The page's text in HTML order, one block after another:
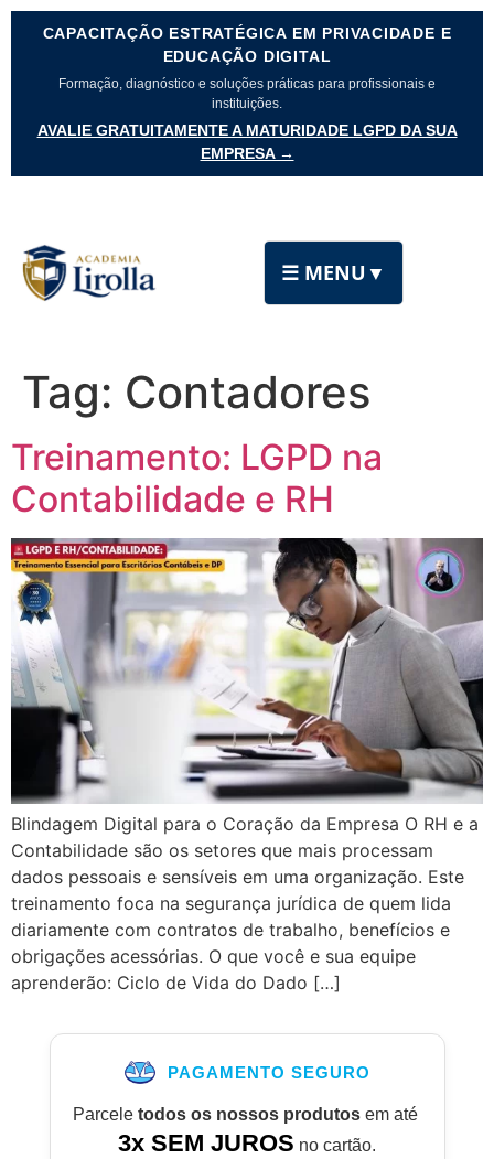
CAPACITAÇÃO ESTRATÉGICA EM PRIVACIDADE E
EDUCAÇÃO DIGITAL
Formação, diagnóstico e soluções práticas para profissionais e
instituições.
AVALIE GRATUITAMENTE A MATURIDADE LGPD DA SUA
EMPRESA →
☰ MENU ▼
Tag: Contadores
Treinamento: LGPD na
Contabilidade e RH
Blindagem Digital para o Coração da Empresa O RH e a
Contabilidade são os setores que mais processam
dados pessoais e sensíveis em uma organização. Este
treinamento foca na segurança jurídica de quem lida
diariamente com contratos de trabalho, benefícios e
obrigações acessórias. O que você e sua equipe
aprenderão: Ciclo de Vida do Dado […]
PAGAMENTO SEGURO
Parcele todos os nossos produtosem até
3x SEM JUROS no cartão.